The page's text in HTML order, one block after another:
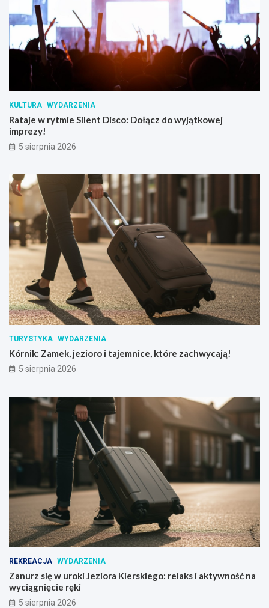
KULTURA WYDARZENIA
Rataje w rytmie Silent Disco: Dołącz do wyjątkowej
imprezy!
5 sierpnia 2026
TURYSTYKA WYDARZENIA
Kórnik: Zamek, jezioro i tajemnice, które zachwycają!
5 sierpnia 2026
REKREACJA WYDARZENIA
Zanurz się w uroki Jeziora Kierskiego: relaks i aktywność na
wyciągnięcie ręki
5 sierpnia 2026